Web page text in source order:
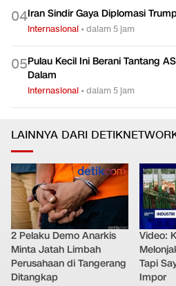
04Iran Sindir Gaya Diplomasi
Internasional •dalam 5 jam
05Pulau Kecil Ini Berani Tantang
Dalam
Internasional •dalam 5 jam
LAINNYA DARI
2 Pelaku Demo Anarkis
Minta Jatah Limbah
Perusahaan di Tangerang
Ditangkap
Video:
Tapi
Impor